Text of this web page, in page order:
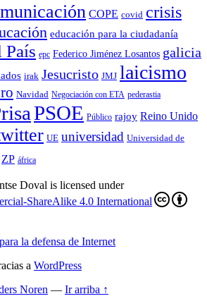
COPE covid crisis
educación para la ciudadaní­a
País epc Federico Jiménez Losantos galicia
irak Jesucristo JMJ laicismo
Navidad Negociación con ETA pederastia
PSOE Público rajoy Reino Unido
UE universidad Universidad de
ZP áfrica
Doval is licensed under
ShareAlike 4.0 International
a WordPress
Noren — Ir arriba ↑